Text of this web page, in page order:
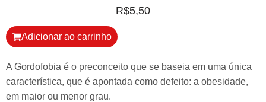
R$5,50
Adicionar ao carrinho
A Gordofobia é o preconceito que se baseia em uma única
característica, que é apontada como defeito: a obesidade,
em maior ou menor grau.